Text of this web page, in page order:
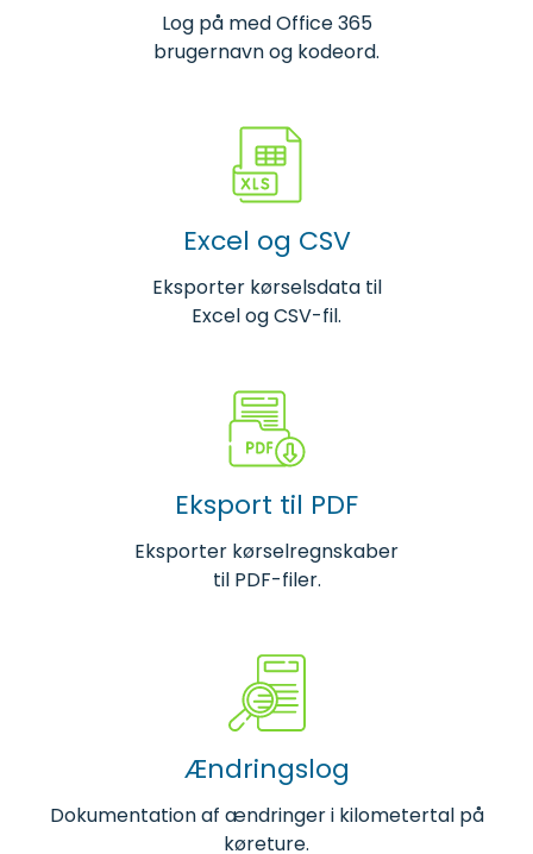
Log på med Office 365
brugernavn og kodeord.
Excel og CSV
Eksporter kørselsdata til
Excel og CSV-fil.
Eksport til PDF
Eksporter kørselregnskaber
til PDF-filer.
Ændringslog
Dokumentation af ændringer i kilometertal på
køreture.